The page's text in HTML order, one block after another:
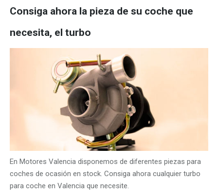
Consiga ahora la pieza de su coche que
necesita, el turbo
En Motores Valencia disponemos de diferentes piezas para
coches de ocasión en stock. Consiga ahora cualquier turbo
para coche en Valencia que necesite.